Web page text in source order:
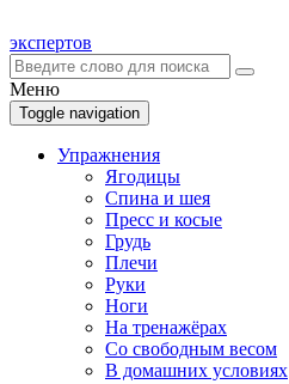
экспертов
Меню
Toggle navigation
Упражнения
Ягодицы
Спина и шея
Пресс и косые
Грудь
Плечи
Руки
Ноги
На тренажёрах
Со свободным весом
В домашних условиях